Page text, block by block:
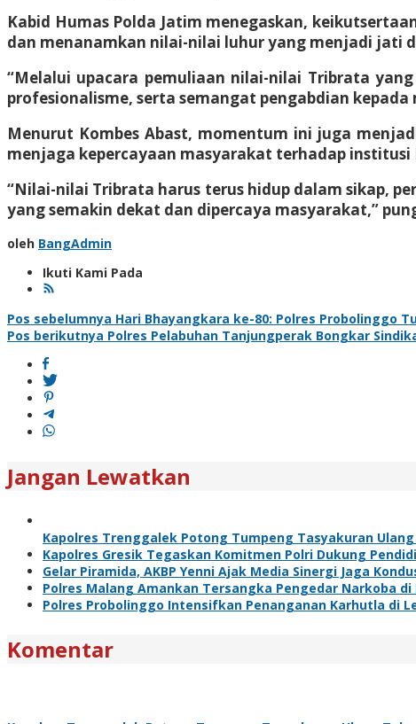
Kabid Humas Polda Jatim menegaskan,
dan menanamkan nilai-nilai luhur yang menjadi jati
“Melalui upacara pemuliaan nilai-nilai Tribrata
profesionalisme, serta semangat pengabdian
Menurut Kombes Abast, momentum ini juga
menjaga kepercayaan masyarakat terhadap institusi
“Nilai-nilai Tribrata harus terus hidup dalam sikap,
yang semakin dekat dan dipercaya masyarakat,”
oleh BangAdmin
Ikuti Kami Pada
Navigasi
pos
Pos sebelumnya Hari Bhayangkara ke-80: Polres Probolinggo
Pos berikutnya Polres Pelabuhan Tanjungperak Bongkar
Jangan Lewatkan
Kapolres Trenggalek Potong Tumpeng Tasyakuran
Kapolres Gresik Tegaskan Komitmen Polri Dukung
Gelar Piramida, AKBP Yenni Ajak Media Sinergi Jaga
Polres Malang Amankan Tersangka Pengedar Narkoba di
Polres Probolinggo Intensifkan Penanganan Karhutla di
Komentar